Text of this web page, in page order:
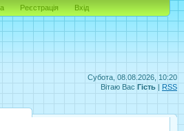
Субота, 08.08.2026, 10:20
Вітаю Вас Гість | RSS
Реєстрація Вхід